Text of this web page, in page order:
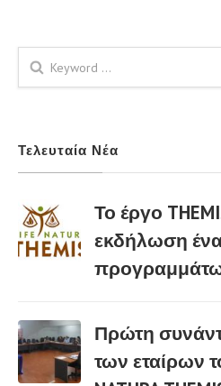
Φόρμα αναζήτησης
Τελευταία Νέα
Το έργο
εκδήλωση
Πρώτη
των εταίρων